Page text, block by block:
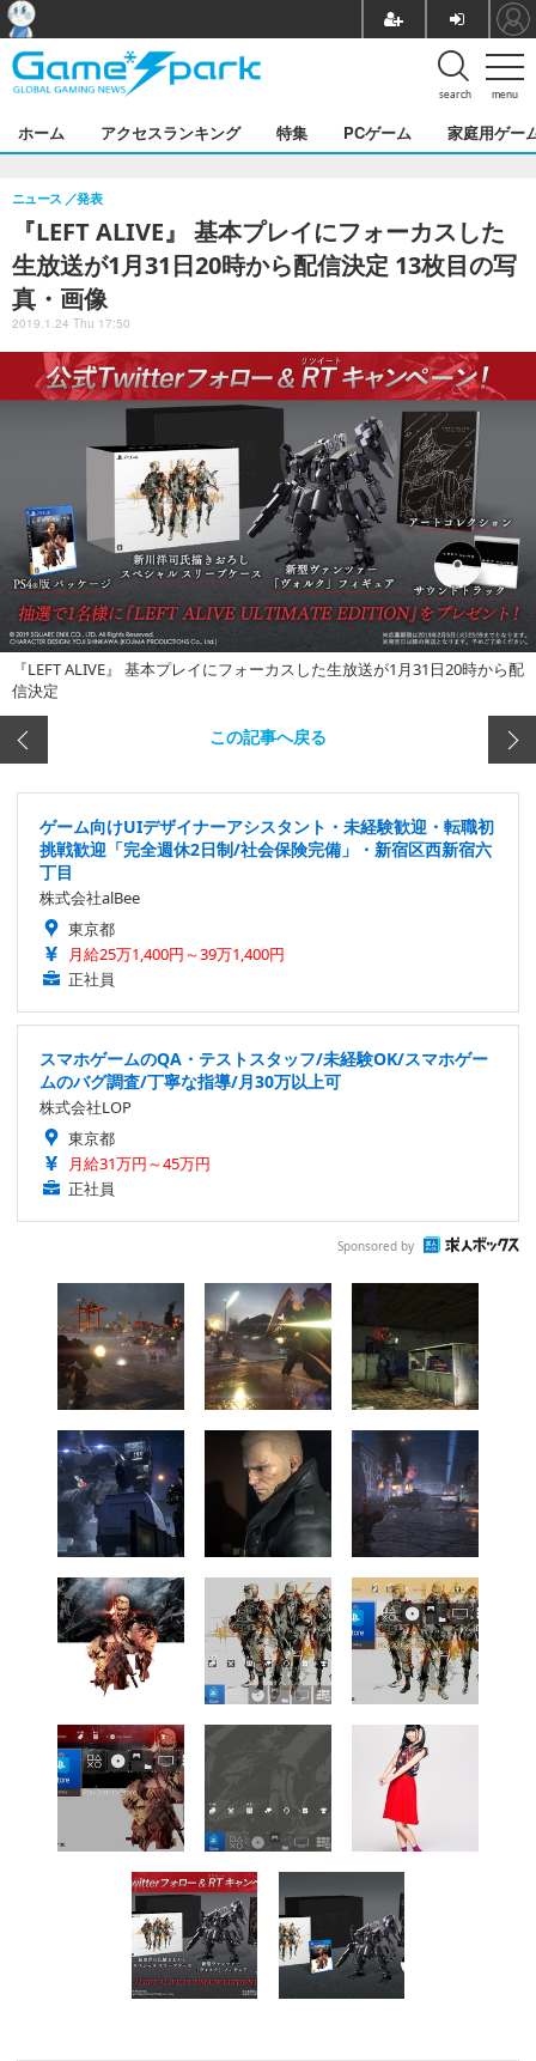
menu
search
ホーム アクセスランキング 特集 PCゲーム 家庭用ゲー
『LEFT ALIVE』 基本プレイにフォーカスした
生放送が1月31日20時から配信決定 13枚目の写
真・画像
ニュース 発表
2019.1.24 Thu 17:50
『LEFT ALIVE』 基本プレイにフォーカスした生放送が1月31日20時から配
信決定
この記事へ戻る
ゲーム向けUIデザイナーアシスタント・未経験歓迎・転職初
挑戦歓迎「完全週休2日制/社会保険完備」・新宿区西新宿六
丁目
株式会社alBee
東京都
月給25万1,400円～39万1,400円
正社員
スマホゲームのQA・テストスタッフ/未経験OK/スマホゲー
ムのバグ調査/丁寧な指導/月30万以上可
株式会社LOP
東京都
月給31万円～45万円
正社員
Sponsored by